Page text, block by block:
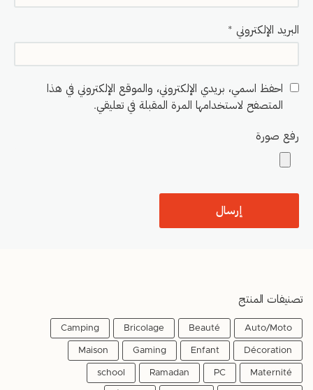
البريد الإلكتروني *
احفظ اسمي، بريدي الإلكتروني، والموقع الإلكتروني في هذا
المتصفح لاستخدامها المرة المقبلة في تعليقي.
رفع صورة
تصنيفات المنتج
Auto/Moto
Beauté
Bricolage
Camping
Décoration
Enfant
Gaming
Maison
Maternité
PC
Ramadan
school